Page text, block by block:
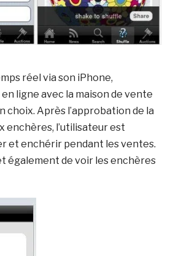
réel via son iPhone,
en ligne avec la maison de vente
choix. Après l’approbation de la
enchères, l’utilisateur est
et enchérir pendant les ventes.
également de voir les enchères